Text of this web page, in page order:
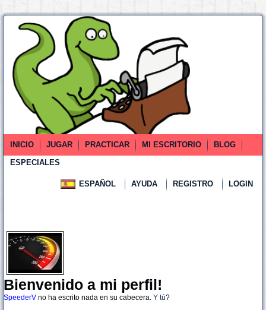
INICIO JUGAR PRACTICAR MI ESCRITORIO
BLOG
ESPECIALES
ESPAÑOL AYUDA REGISTRO LOGIN
Bienvenido a mi perfil!
SpeederV no ha escrito nada en su cabecera. Y tú?